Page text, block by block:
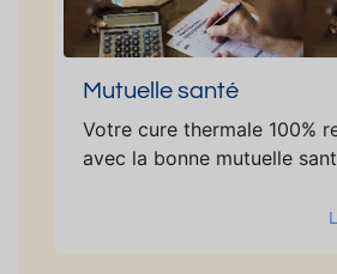
Mutuelle santé
Votre cure thermale 100%
avec la bonne mutuelle